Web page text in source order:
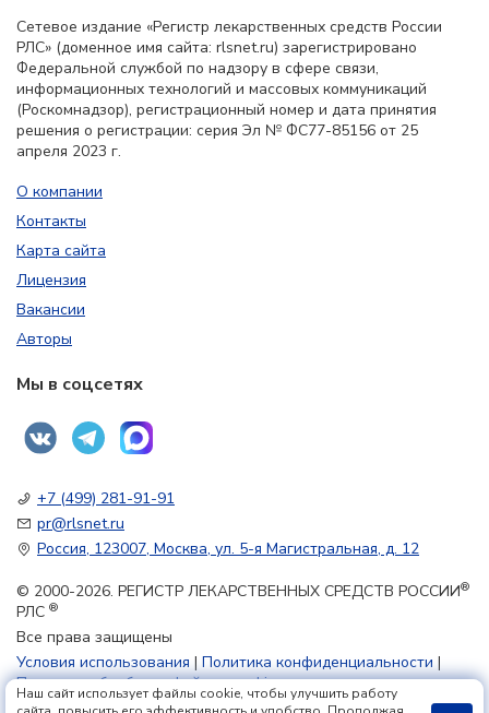
Сетевое издание «Регистр лекарственных средств России
РЛС» (доменное имя сайта: rlsnet.ru) зарегистрировано
Федеральной службой по надзору в сфере связи,
информационных технологий и массовых коммуникаций
(Роскомнадзор), регистрационный номер и дата принятия
решения о регистрации: серия Эл № ФС77-85156 от 25
апреля 2023 г.
О компании
Контакты
Карта сайта
Лицензия
Вакансии
Авторы
Мы в соцсетях
+7 (499) 281-91-91
pr@rlsnet.ru
Россия, 123007, Москва, ул. 5-я Магистральная, д. 12
© 2000-2026. РЕГИСТР ЛЕКАРСТВЕННЫХ СРЕДСТВ РОССИИ®
РЛС ®
Все права защищены
Условия использования | Политика конфиденциальности |
Политика обработки файлов cookie
Наш сайт использует файлы cookie, чтобы улучшить работу